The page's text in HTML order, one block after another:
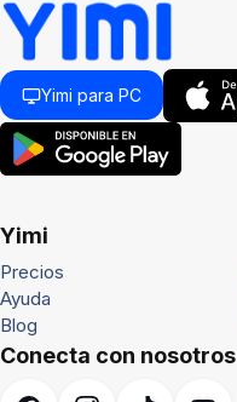
Yimi para PC
Yimi
Precios
Ayuda
Blog
Conecta con nosotros